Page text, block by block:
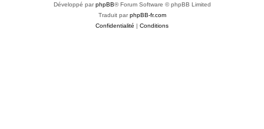
Développé parphpBB® Forum Software © phpBB Limited
Traduit parphpBB-fr.com
Confidentialité | Conditions